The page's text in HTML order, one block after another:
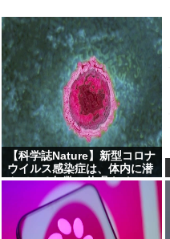
【科学誌Nature】新型コロナ
ウイルス感染症は、体内に潜
んでいる無数の休眠ウイルス
を再活性化し、人々に重篤な
病気を引き起こす